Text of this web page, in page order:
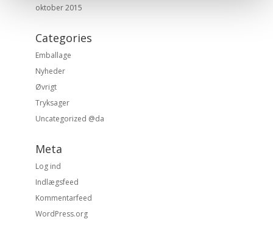
oktober 2015
Categories
Emballage
Nyheder
Øvrigt
Tryksager
Uncategorized @da
Meta
Log ind
Indlægsfeed
Kommentarfeed
WordPress.org